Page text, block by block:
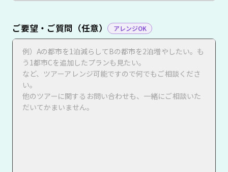
ご要望・ご質問（任意） アレンジOK